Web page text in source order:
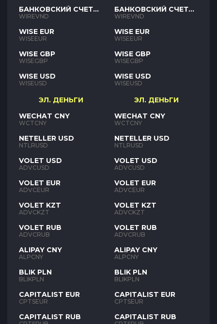
БАНКОВСКИЙ СЧЕТ
VND
WIREVND
WISE EUR
WISEEUR
WISE GBP
WISEGBP
WISE USD
WISEUSD
ЭЛ. ДЕНЬГИ
WECHAT CNY
WCTCNY
NETELLER USD
NTLRUSD
VOLET USD
ADVCUSD
VOLET EUR
ADVCEUR
VOLET KZT
ADVCKZT
VOLET RUB
ADVCRUB
ALIPAY CNY
ALPCNY
BLIK PLN
BLIKPLN
CAPITALIST EUR
CPTSEUR
CAPITALIST RUB
БАНКОВСКИЙ СЧЕТ
VND
WIREVND
WISE EUR
WISEEUR
WISE GBP
WISEGBP
WISE USD
WISEUSD
ЭЛ. ДЕНЬГИ
WECHAT CNY
WCTCNY
NETELLER USD
NTLRUSD
VOLET USD
ADVCUSD
VOLET EUR
ADVCEUR
VOLET KZT
ADVCKZT
VOLET RUB
ADVCRUB
ALIPAY CNY
ALPCNY
BLIK PLN
BLIKPLN
CAPITALIST EUR
CPTSEUR
CAPITALIST RUB